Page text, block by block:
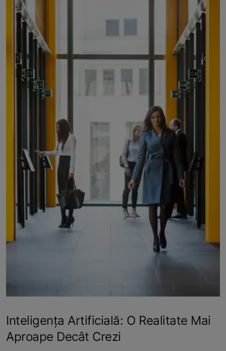
Inteligența Artificială: O Realitate Mai
Aproape Decât Crezi